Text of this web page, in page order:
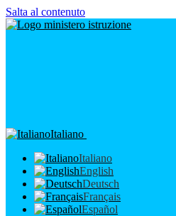
Salta al contenuto
Italiano
Italiano
English
Deutsch
Français
Español